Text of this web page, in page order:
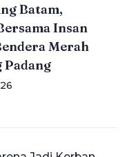
Batam,
Insan
Merah
Padang